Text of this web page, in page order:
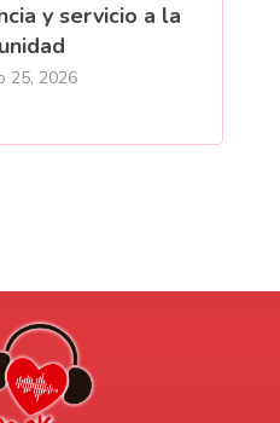
y servicio a la
25, 2026